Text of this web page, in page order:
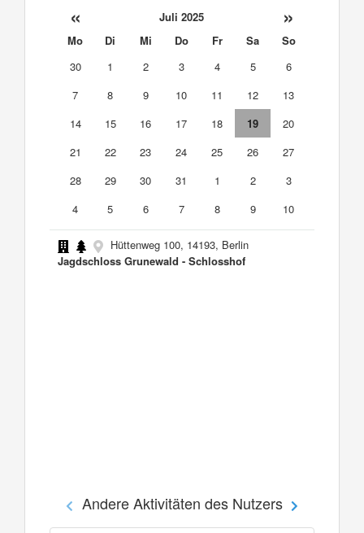
« Juli 2025 »
Mo Di Mi Do Fr Sa
So
30
1 2 3 4 5
6
7
8 9 10 11 12
13
14
15 16 17 18 19
20
21
22 23 24 25 26
27
28
29 30 31 1 2
3
4
5 6 7 8 9 10
Hüttenweg 100, 14193, Berlin
Jagdschloss Grunewald - Schlosshof
Andere Aktivitäten des Nutzers